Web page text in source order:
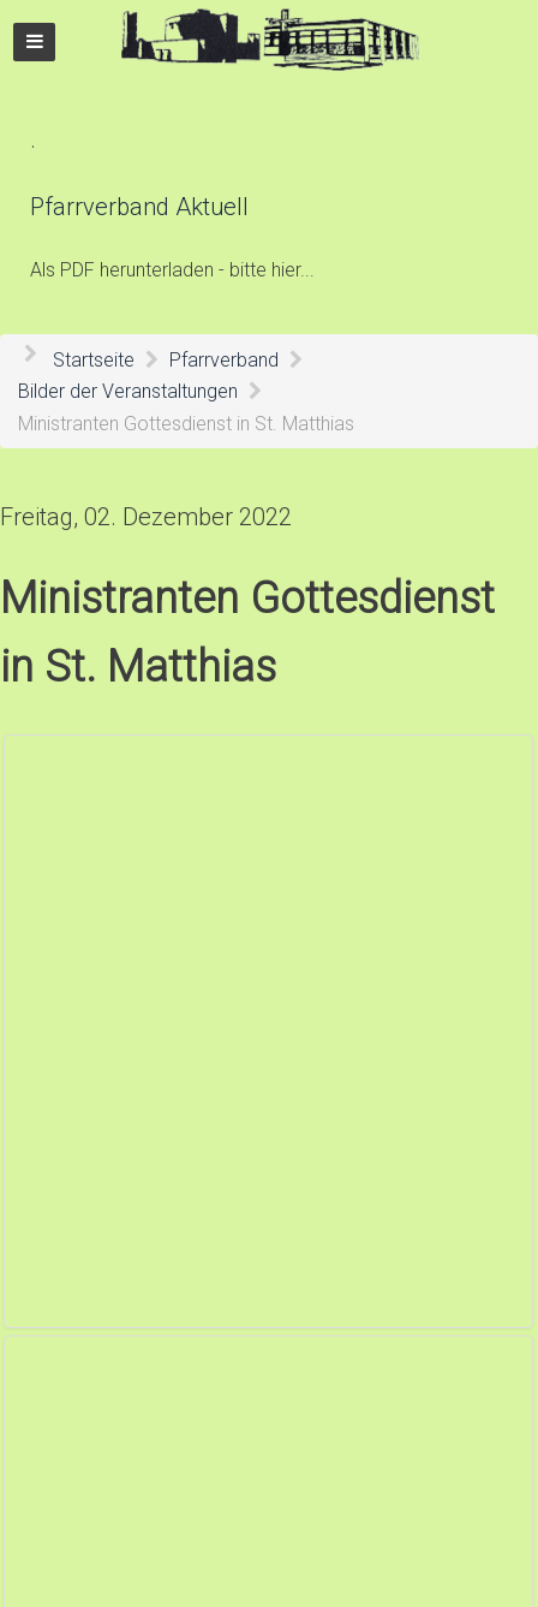
.
Pfarrverband Aktuell
Als PDF herunterladen - bitte hier...
Startseite
Pfarrverband
Bilder der Veranstaltungen
Ministranten Gottesdienst in St. Matthias
Freitag, 02. Dezember 2022
Ministranten Gottesdienst
in St. Matthias